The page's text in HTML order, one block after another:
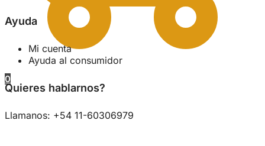
0
Ayuda
Mi cuenta
Ayuda al consumidor
Quieres hablarnos?
Llamanos: +54 11-60306979